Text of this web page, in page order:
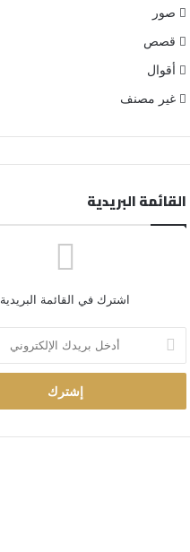
صور
قصص
أقوال
غير مصنف
القائمة البريدية
اشترك في القائمة البريدية
خ
ب